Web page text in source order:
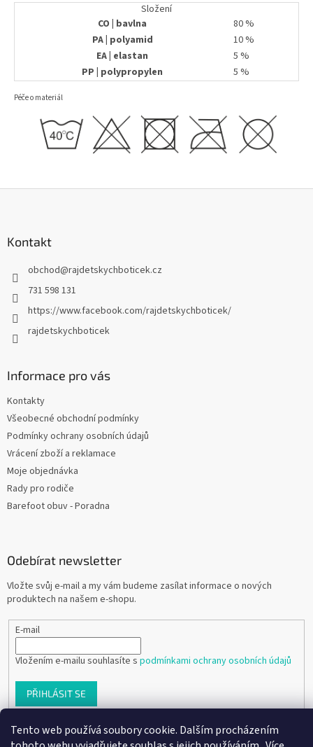
Tento web používá soubory cookie. Dalším procházením
Složení
CO | bavlna
80 %
PA | polyamid
10 %
EA | elastan
5 %
PP | polypropylen
5 %
Péče o materiál
Kontakt
obchod@rajdetskychboticek.cz
731 598 131
https://www.facebook.com/rajdetskychboticek/
rajdetskychboticek
Informace pro vás
Kontakty
Všeobecné obchodní podmínky
Podmínky ochrany osobních údajů
Vrácení zboží a reklamace
Moje objednávka
Rady pro rodiče
Barefoot obuv - Poradna
Odebírat newsletter
Vložte svůj e-mail a my vám budeme zasílat informace o nových
produktech na našem e-shopu.
E-mail
Vložením e-mailu souhlasíte s podmínkami ochrany osobních údajů
PŘIHLÁSIT SE